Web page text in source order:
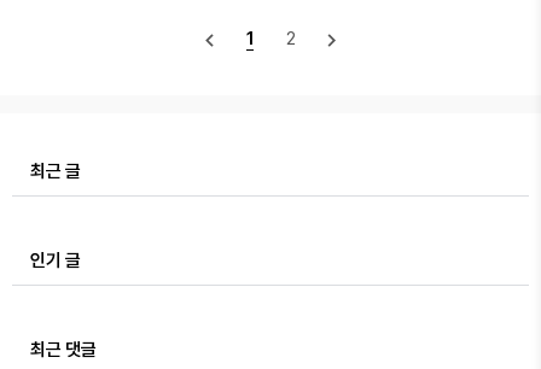
https://mixboard.google.com/)는 디자인을 전혀 모르
방법을 소개합니다.1. Google MixBoard: 디자인의 '판'을
바꾸다. 이건 정말 ㅁ쳤어요.MixBoard는 구..
navigate_before 1 2 navigate_next
최근 글
인기 글
최근 댓글